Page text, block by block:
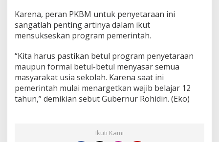
Karena, peran PKBM untuk penyetaraan ini
sangatlah penting artinya dalam ikut
mensukseskan program pemerintah.
“Kita harus pastikan betul program penyetaraan
maupun formal betul-betul menyasar semua
masyarakat usia sekolah. Karena saat ini
pemerintah mulai menargetkan wajib belajar 12
tahun,” demikian sebut Gubernur Rohidin. (Eko)
Ikuti Kami